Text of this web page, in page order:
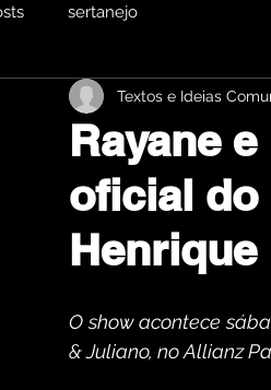
sertanejo
Rayane
oficial do
Henrique
Textos e Ideias
O show acontece
& Juliano, no Allianz